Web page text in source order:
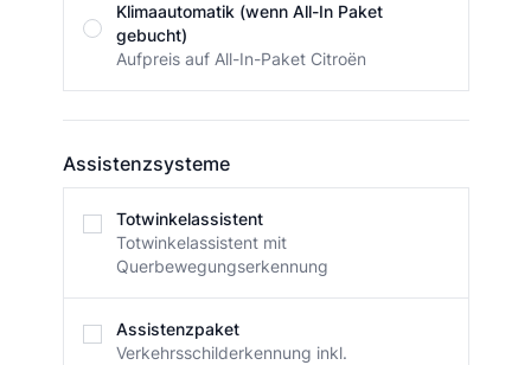
Klimaautomatik (wenn All-In Paket
gebucht)
Aufpreis auf All-In-Paket Citroën
Assistenzsysteme
Totwinkelassistent
Totwinkelassistent mit
Querbewegungserkennung
Assistenzpaket
Verkehrsschilderkennung inkl.